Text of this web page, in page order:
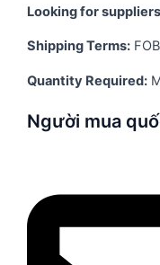
Looking for
Shipping Terms:
Quantity Required:
Người mua